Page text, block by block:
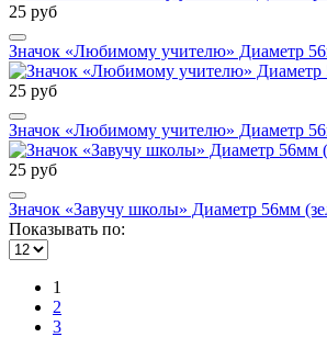
25 руб
Значок «Любимому учителю» Диаметр
25 руб
Значок «Любимому учителю» Диаметр
25 руб
Значок «Завучу школы» Диаметр 56мм
Показывать по:
1
2
3